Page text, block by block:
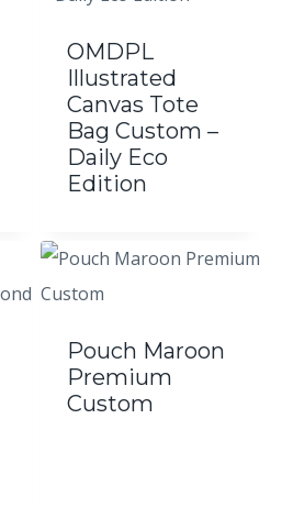
OMDPL
Illustrated
Canvas Tote
Bag Custom –
Daily Eco
Edition
Pouch Maroon
Premium
Custom